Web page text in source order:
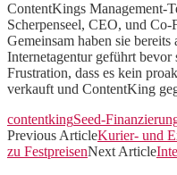
ContentKings Management-
Scherpenseel, CEO, und
Gemeinsam haben sie
Internetagentur geführt
Frustration, dass es kein
verkauft und ContentKing
contentkingSeed-
Previous ArticleKurier- und
zu FestpreisenNext Article